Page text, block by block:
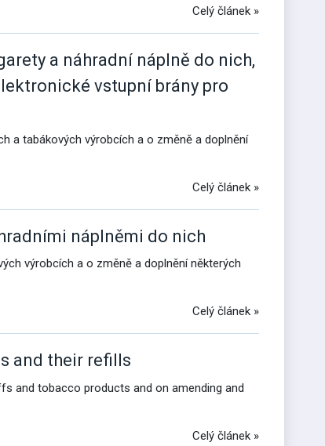
Celý článek »
a náhradní náplně do nich,
vstupní brány pro
a tabákových výrobcích a o změně a doplnění
Celý článek »
náplněmi do nich
výrobcích a o změně a doplnění některých
Celý článek »
and their refills
and tobacco products and on amending and
Celý článek »